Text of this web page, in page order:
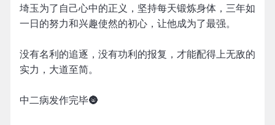
埼玉为了自己心中的正义，坚持每天锻炼身体，三年如
一日的努力和兴趣使然的初心，让他成为了最强。
没有名利的追逐，没有功利的报复，才能配得上无敌的
实力，大道至简。
中二病发作完毕🌚